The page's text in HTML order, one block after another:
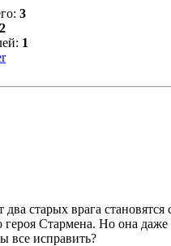
3
2
1
старых врага
Стармена. Но она даже
все исправить?‌